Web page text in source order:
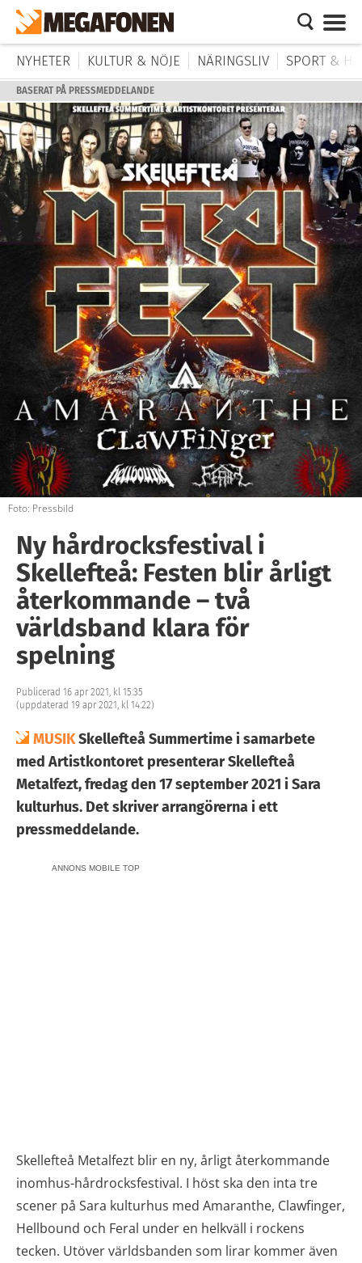
NYHETER KULTUR & NÖJE NÄRINGSLIV SPORT &
BASERAT PÅ PRESSMEDDELANDE
Foto: Pressbild
Ny hårdrocksfestival i
Skellefteå: Festen blir årligt
återkommande – två
världsband klara för
spelning
Publicerad 16 apr 2021, kl 15:35
(uppdaterad 19 apr 2021, kl 14:22)
MUSIKSkellefteå Summertime i samarbete
med Artistkontoret presenterar Skellefteå
Metalfezt, fredag den 17 september 2021 i Sara
kulturhus. Det skriver arrangörerna i ett
pressmeddelande.
ANNONS MOBILE TOP
Skellefteå Metalfezt blir en ny, årligt återkommande
inomhus-hårdrocksfestival. I höst ska den inta tre
scener på Sara kulturhus med Amaranthe, Clawfinger,
Hellbound och Feral under en helkväll i rockens
tecken. Utöver världsbanden som lirar kommer även